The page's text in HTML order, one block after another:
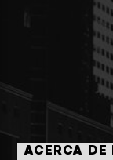
ACERCA DE